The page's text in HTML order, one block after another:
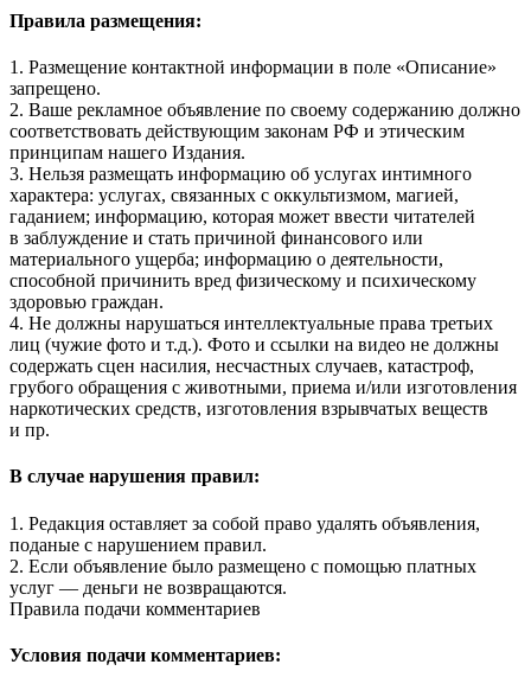
Правила размещения:
1. Размещение контактной информации в поле «Описание»
запрещено.
2. Ваше рекламное объявление по своему содержанию должно
соответствовать действующим законам РФ и этическим
принципам нашего Издания.
3. Нельзя размещать информацию об услугах интимного
характера: услугах, связанных с оккультизмом, магией,
гаданием; информацию, которая может ввести читателей
в заблуждение и стать причиной финансового или
материального ущерба; информацию о деятельности,
способной причинить вред физическому и психическому
здоровью граждан.
4. Не должны нарушаться интеллектуальные права третьих
лиц (чужие фото и т.д.). Фото и ссылки на видео не должны
содержать сцен насилия, несчастных случаев, катастроф,
грубого обращения с животными, приема и/или изготовления
наркотических средств, изготовления взрывчатых веществ
и пр.
В случае нарушения правил:
1. Редакция оставляет за собой право удалять объявления,
поданые с нарушением правил.
2. Если объявление было размещено с помощью платных
услуг — деньги не возвращаются.
Правила подачи комментариев
Условия подачи комментариев: